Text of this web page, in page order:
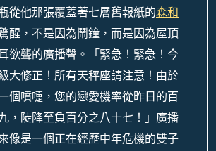
從他那張覆蓋著七層舊報紙的森和
醒，不是因為鬧鐘，而是因為屋頂
欲聾的廣播聲。「緊急！緊急！今
大修正！所有天秤座請注意！由於
個噴嚏，您的戀愛機率從昨日的百
，陡降至負百分之八十七！」廣播
像是一個正在經歷中年危機的雙子